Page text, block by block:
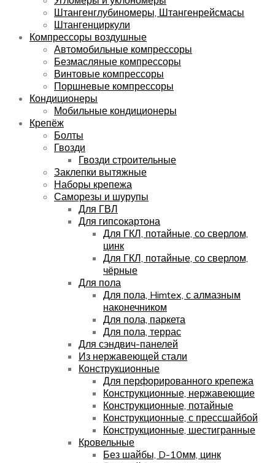
Штангенглубиномеры, Штангенрейсмасы
Штангенциркули
Компрессоры воздушные
Автомобильные компрессоры
Безмасляные компрессоры
Винтовые компрессоры
Поршневые компрессоры
Кондиционеры
Мобильные кондиционеры
Крепёж
Болты
Гвозди
Гвозди строительные
Заклепки вытяжные
Наборы крепежа
Саморезы и шурупы
Для ГВЛ
Для гипсокартона
Для ГКЛ, потайные, со сверлом,
цинк
Для ГКЛ, потайные, со сверлом,
чёрные
Для пола
Для пола, Himtex, с алмазным
наконечником
Для пола, паркета
Для пола, террас
Для сэндвич-панелей
Из нержавеющей стали
Конструкционные
Для перфорированного крепежа
Конструкционные, нержавеющие
Конструкционные, потайные
Конструкционные, с прессшайбой
Конструкционные, шестигранные
Кровельные
Без шайбы, D-10мм, цинк